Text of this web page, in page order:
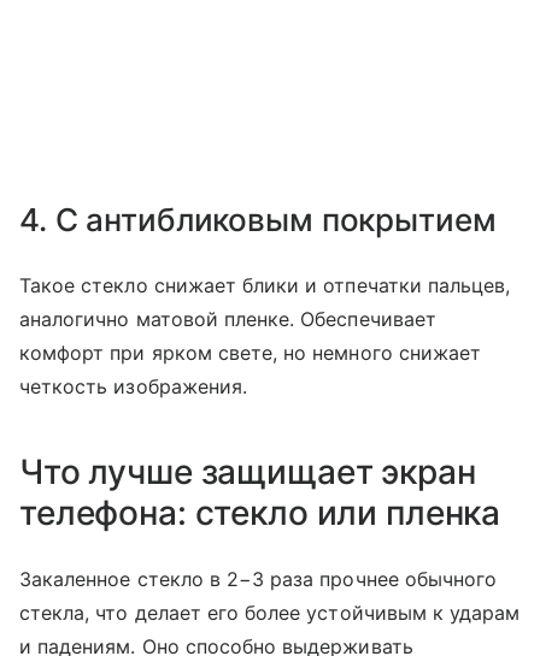
4. С антибликовым покрытием
Такое стекло снижает блики и отпечатки пальцев,
аналогично матовой пленке. Обеспечивает
комфорт при ярком свете, но немного снижает
четкость изображения.
Что лучше защищает экран
телефона: стекло или пленка
Закаленное стекло в 2−3 раза прочнее обычного
стекла, что делает его более устойчивым к ударам
и падениям. Оно способно выдерживать